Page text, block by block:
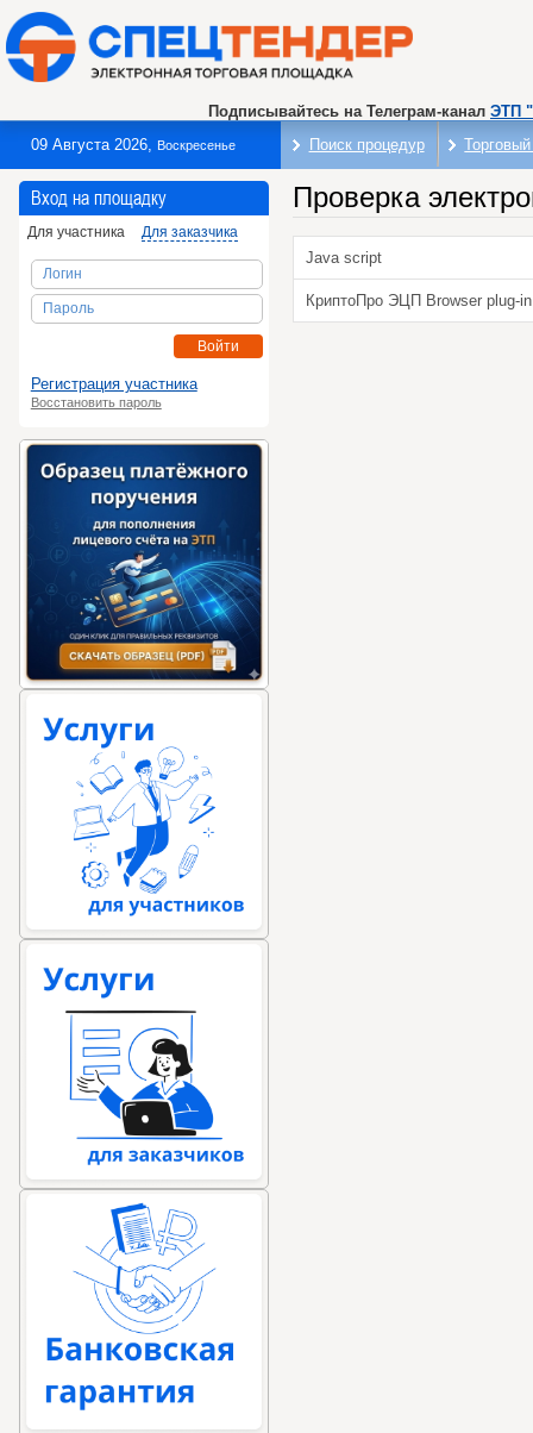
Подписывайтесь на Телеграм-канал ЭТП
09 Августа 2026, Воскресенье Поиск процедур
Вход на площадку
Для участника Для заказчика
Логин
Пароль
Войти
Регистрация участника
Восстановить пароль
Проверка
Java script
КриптоПро ЭЦП Browser plug-in